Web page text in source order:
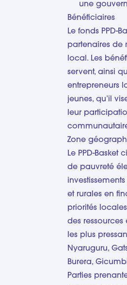
une
Bénéficiaires
Le fonds PPD-
partenaires
local. Les
servent, ainsi
entrepreneurs
jeunes, qu’il
leur
Zone
Le PPD-Basket
de pauvreté
et rurales en
priorités
des
les plus
Nyaruguru,
Burera,
Parties